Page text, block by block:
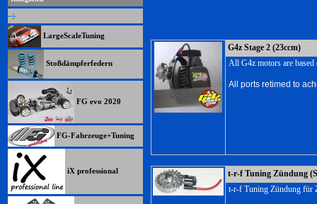
LargeScaleTuning
Stoßdämpferfedern
FG evo 2020
FG-Fahrzeuge+Tuning
iX professional
G4z Stage 2 (23ccm)
All G4z motors are based
All ports retimed to
t-r-f Tuning Zündung
t-r-f Tuning Zündung für